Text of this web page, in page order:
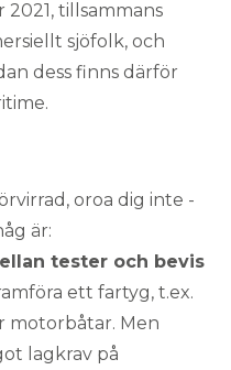
tillsammans
sjöfolk, och
dess finns därför
oroa dig inte -
är:
tester och bevis
ett fartyg, t.ex.
motorbåtar. Men
lagkrav på